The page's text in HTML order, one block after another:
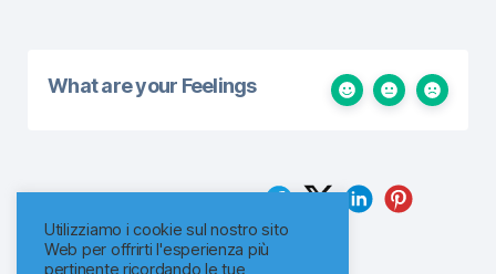
What are your Feelings
Utilizziamo i cookie sul nostro sito
Web per offrirti l'esperienza più
pertinente ricordando le tue